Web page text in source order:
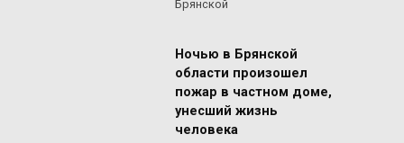
Брянской
Ночью в Брянской
области произошел
пожар в частном доме,
унесший жизнь
человека